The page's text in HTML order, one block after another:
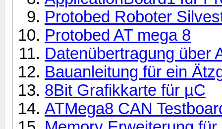
Protobed Roboter
Protobed AT mega 8
Datenübertragung über
Bauanleitung für ein
8Bit Grafikkarte für µC
ATMega8 CAN